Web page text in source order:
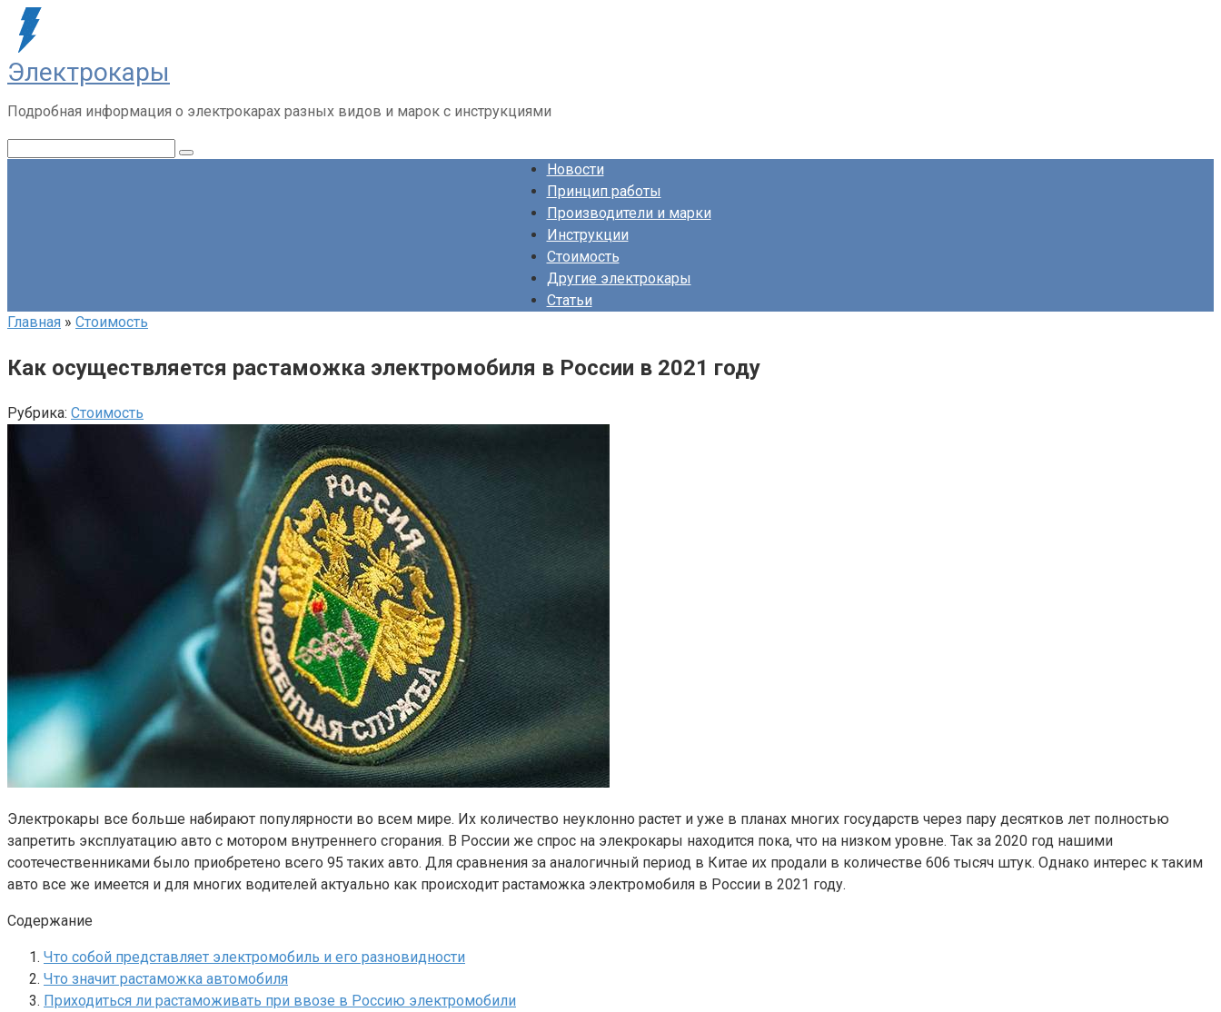
Перейти
контенту
Электрокары
Подробная информация о электрокарах разных видов и марок с инструкциями
Новости
Принцип работы
Производители и марки
Инструкции
Стоимость
Другие электрокары
Статьи
Главная » Стоимость
Как осуществляется растаможка электромобиля в России в 2021 году
Рубрика: Стоимость
Электрокары все больше набирают популярности во всем мире. Их количество неуклонно растет и уже в планах многих государств через пару десятков лет полностью
запретить эксплуатацию авто с мотором внутреннего сгорания. В России же спрос на элекрокары находится пока, что на низком уровне. Так за 2020 год нашими
соотечественниками было приобретено всего 95 таких авто. Для сравнения за аналогичный период в Китае их продали в количестве 606 тысяч штук. Однако интерес к таким
авто все же имеется и для многих водителей актуально как происходит растаможка электромобиля в России в 2021 году.
Содержание
Что собой представляет электромобиль и его разновидности
Что значит растаможка автомобиля
Приходиться ли растаможивать при ввозе в Россию электромобили